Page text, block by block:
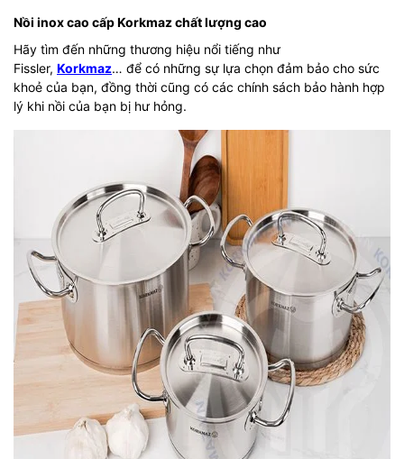
Nồi inox cao cấp Korkmaz chất lượng cao
Hãy tìm đến những thương hiệu nổi tiếng như
Fissler, Korkmaz… để có những sự lựa chọn đảm bảo cho sức
khoẻ của bạn, đồng thời cũng có các chính sách bảo hành hợp
lý khi nồi của bạn bị hư hỏng.